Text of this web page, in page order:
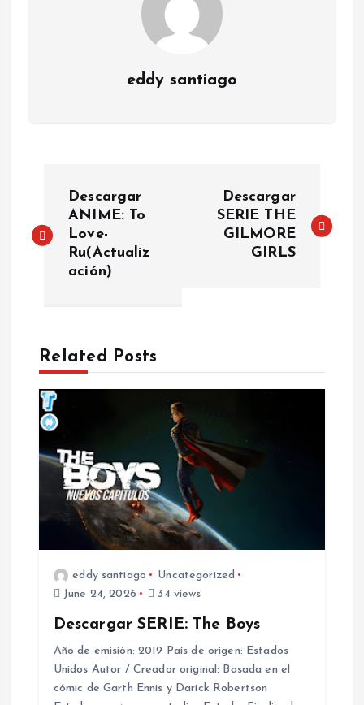
eddy santiago
o
n
a
v
a
Descargar
ANIME: To
Love-
Ru(Actualiz
ación)
Descargar
SERIE THE
GILMORE
GIRLS
Related Posts
eddy santiago
Uncategorized
June 24, 2026
34 views
Descargar SERIE: The Boys
Año de emisión: 2019 País de origen: Estados
Unidos Autor / Creador original: Basada en el
cómic de Garth Ennis y Darick Robertson